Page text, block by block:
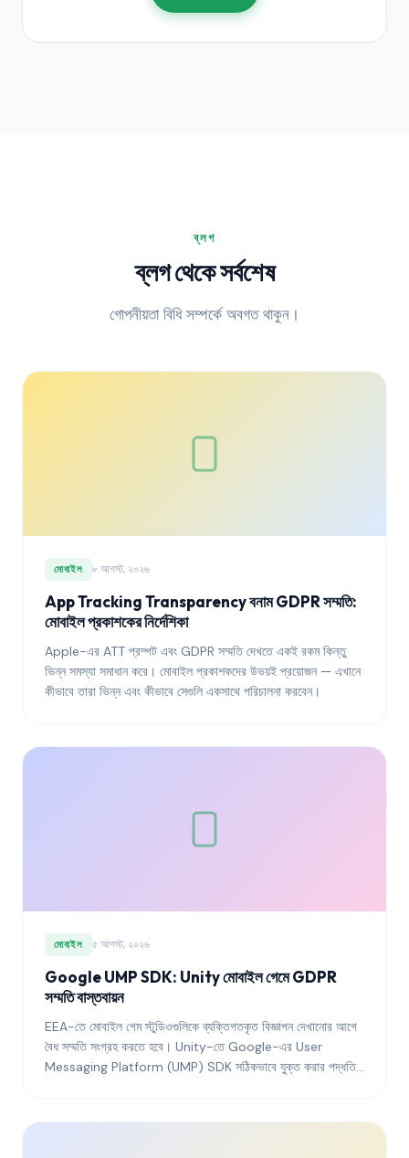
ব্লগ
ব্লগ থেকে সর্বশেষ
গোপনীয়তা বিধি সম্পর্কে অবগত থাকুন।
মোবাইল ৮ আগস্ট, ২০২৬
App Tracking Transparency বনাম GDPR সম্মতি:
মোবাইল প্রকাশকের নির্দেশিকা
Apple-এর ATT প্রম্পট এবং GDPR সম্মতি দেখতে একই রকম কিন্তু
ভিন্ন সমস্যা সমাধান করে। মোবাইল প্রকাশকদের উভয়ই প্রয়োজন — এখানে
কীভাবে তারা ভিন্ন এবং কীভাবে সেগুলি একসাথে পরিচালনা করবেন।
মোবাইল ৫ আগস্ট, ২০২৬
Google UMP SDK: Unity মোবাইল গেমে GDPR
সম্মতি বাস্তবায়ন
EEA-তে মোবাইল গেম স্টুডিওগুলিকে ব্যক্তিগতকৃত বিজ্ঞাপন দেখানোর আগে
বৈধ সম্মতি সংগ্রহ করতে হবে। Unity-তে Google-এর User
Messaging Platform (UMP) SDK সঠিকভাবে যুক্ত করার পদ্ধতি